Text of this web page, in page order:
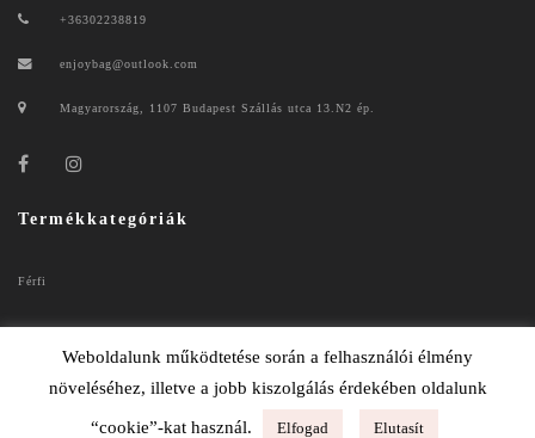
+36302238819
enjoybag@outlook.com
Magyarország, 1107 Budapest Szállás utca 13.N2 ép.
Termékkategóriák
Férfi
Weboldalunk működtetése során a felhasználói élmény
növeléséhez, illetve a jobb kiszolgálás érdekében oldalunk
“cookie”-kat használ. Elfogad Elutasít